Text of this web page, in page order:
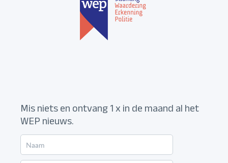
Mis niets en ontvang 1 x in de maand al het
WEP nieuws.